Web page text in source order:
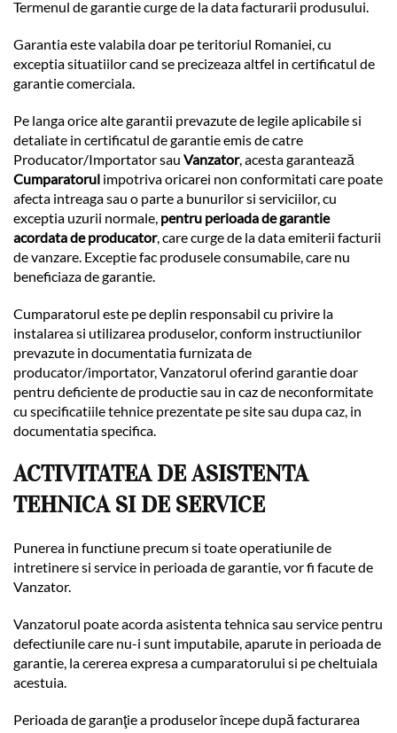
Termenul de garantie curge de la data facturarii produsului.
Garantia este valabila doar pe teritoriul Romaniei, cu
exceptia situatiilor cand se precizeaza altfel in certificatul de
garantie comerciala.
Pe langa orice alte garantii prevazute de legile aplicabile si
detaliate in certificatul de garantie emis de catre
Producator/Importator sau Vanzator, acesta garantează
Cumparatorul impotriva oricarei non conformitati care poate
afecta intreaga sau o parte a bunurilor si serviciilor, cu
exceptia uzurii normale, pentru perioada de garantie
acordata de producator, care curge de la data emiterii facturii
de vanzare. Exceptie fac produsele consumabile, care nu
beneficiaza de garantie.
Cumparatorul este pe deplin responsabil cu privire la
instalarea si utilizarea produselor, conform instructiunilor
prevazute in documentatia furnizata de
producator/importator, Vanzatorul oferind garantie doar
pentru deficiente de productie sau in caz de neconformitate
cu specificatiile tehnice prezentate pe site sau dupa caz, in
documentatia specifica.
ACTIVITATEA DE ASISTENTA
TEHNICA SI DE SERVICE
Punerea in functiune precum si toate operatiunile de
intretinere si service in perioada de garantie, vor fi facute de
Vanzator.
Vanzatorul poate acorda asistenta tehnica sau service pentru
defectiunile care nu-i sunt imputabile, aparute in perioada de
garantie, la cererea expresa a cumparatorului si pe cheltuiala
acestuia.
Perioada de garanţie a produselor începe după facturarea